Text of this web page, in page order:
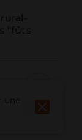
"fûts
une